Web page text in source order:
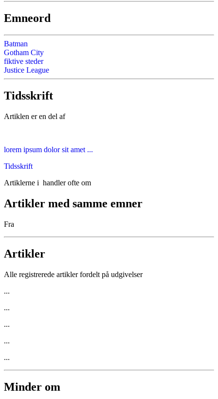
Emneord
Batman
Gotham City
fiktive steder
Justice League
Tidsskrift
Artiklen er en del af
lorem ipsum dolor sit amet ...
Tidsskrift
Artiklerne i handler ofte om
Artikler med samme emner
Fra
Artikler
Alle registrerede artikler fordelt på udgivelser
...
...
...
...
...
Minder om